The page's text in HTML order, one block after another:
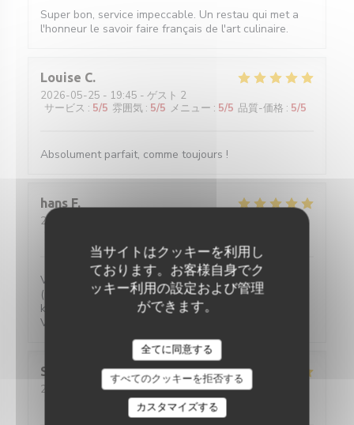
当サイトはクッキーを利用し
ております。お客様自身でク
ッキー利用の設定および管理
ができます。
全てに同意する
すべてのクッキーを拒否する
カスタマイズする
Super bon, service impeccable. Un restau qui met a
l'honneur le savoir faire français de l'art culinaire.
Louise C
2026-05-25 - 19:45 - ゲスト 2
サービス : 5/5 雰囲気 : 5/5 メニュー : 5/5 品質-価格 : 5/5
Absolument parfait, comme toujours !
hans F
2026-05-27
Verrassende gerechten voor een eerlijke prijs. Water
(plat of bruis) is gratis. 2-persoons tafeltjes zijn wat
klein maar ze hebben ook niet veel ruimte.
Vriendelijke bediening!
Sylviane
R
2026-05-25 - 13:00 - ゲスト 2
雰囲気:5/5 メニュー:5/5